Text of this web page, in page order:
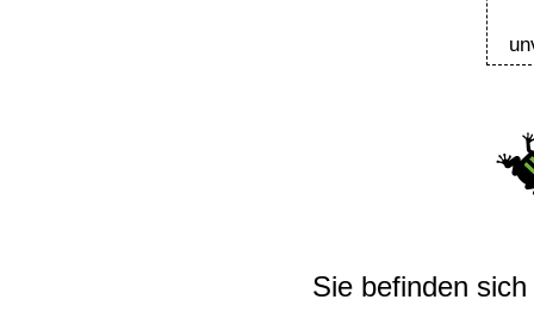
Sie befinden